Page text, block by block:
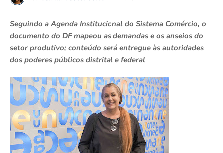
Seguindo a Agenda Institucional do Sistema Comércio, o
documento do DF mapeou as demandas e os anseios do
setor produtivo; conteúdo será entregue às autoridades
dos poderes públicos distrital e federal